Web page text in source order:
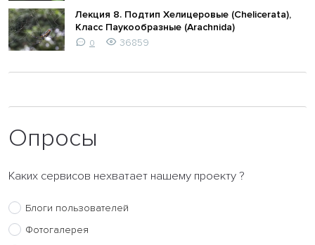
Лекция 8. Подтип Хелицеровые (Chelicerata),
Класс Паукообразные (Arachnida)
0 36859
Опросы
Каких сервисов нехватает нашему проекту ?
Блоги пользователей
Фотогалерея